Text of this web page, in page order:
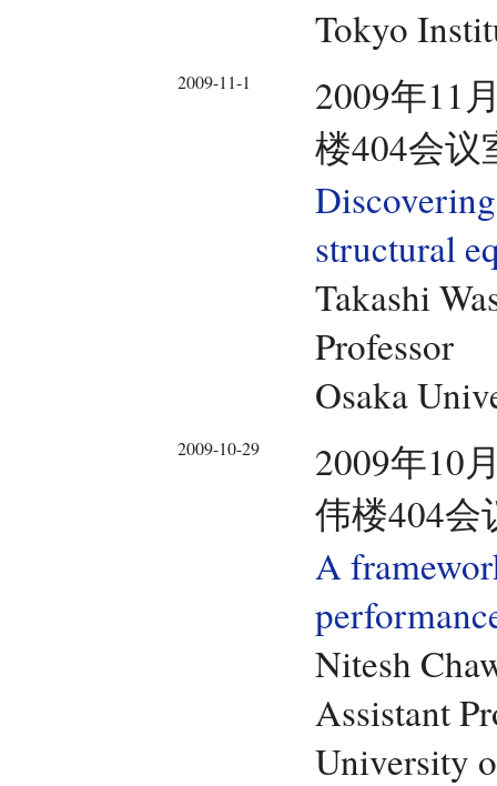
Tokyo
2009-11-1
2009年11
楼404会议
structural
Takashi
Professor
Osaka
2009-10-29
2009年10
伟楼404会
A
Nitesh
Assistant
University